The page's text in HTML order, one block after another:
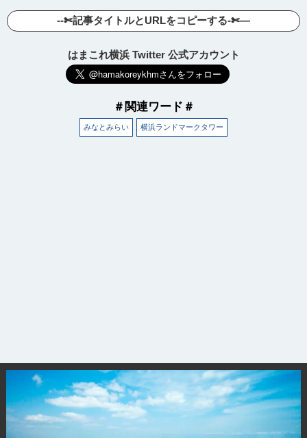
--✄記事タイトルとURLをコピーする-✄—
はまこれ横浜 Twitter 公式アカウント
＃関連ワード＃
みなとみらい 横浜ランドマークタワー